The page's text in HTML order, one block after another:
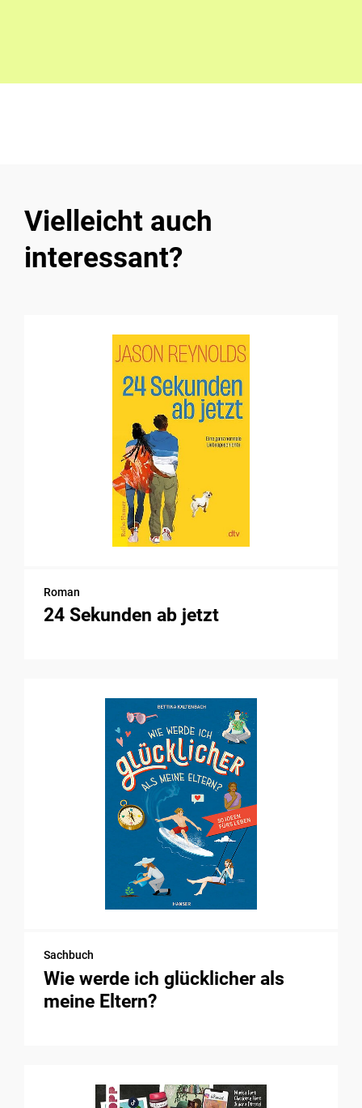
Vielleicht auch
interessant?
Roman
24 Sekunden ab jetzt
Sachbuch
Wie werde ich glücklicher als
meine Eltern?